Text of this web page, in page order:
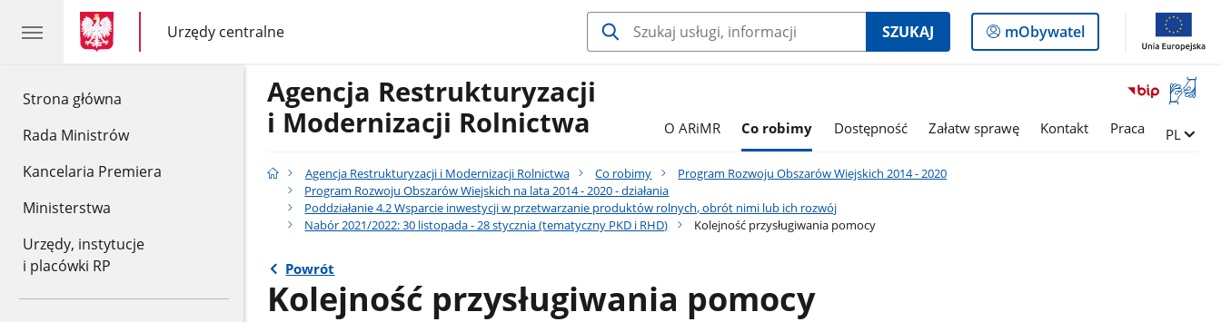
Strona główna
Rada Ministrów
Kancelaria Premiera
Ministerstwa
Urzędy, instytucje
i placówki RP
gov.pl
gov.pl
Urzędy centralne
gov.pl
Urzędy
centralne
SZUKAJ
Logowanie
do
mObywatel
Otwórz
okno
Agencja Restrukturyzacji
i Modernizacji Rolnictwa
O ARiMR Co robimy Dostępność Załatw sprawę Kontakt Praca Zmień
PL
Agencja Restrukturyzacji i Modernizacji Rolnictwa Co robimy
Program Rozwoju Obszarów Wiejskich 2014 - 2020
Program Rozwoju Obszarów Wiejskich na lata 2014 - 2020 - działania
Poddziałanie 4.2 Wsparcie inwestycji w przetwarzanie produktów rolnych, obrót nimi lub ich rozwój
Nabór 2021/2022: 30 listopada - 28 stycznia (tematyczny PKD i RHD)
Kolejność przysługiwania pomocy
Powrót
Kolejność przysługiwania pomocy